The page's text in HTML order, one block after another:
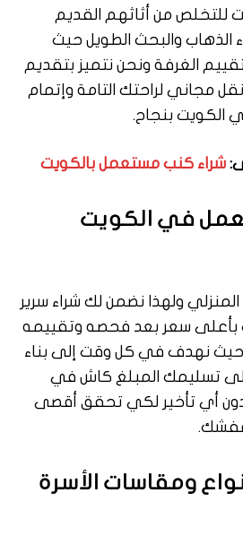
للتخلص من أثاثهم القديم
الذهاب والبحث الطويل حيث
الغرفة ونحن نتميز بتقديم
مجاني لراحتك التامة وإتمام
الكويت بنجاح.
شراء كنب مستعمل بالكويت
في الكويت
ولهذا نضمن لك شراء سرير
سعر بعد فحصه وتقييمه
حيث نهدف في كل وقت إلى بناء
تسليمك المبلغ كاش في
أي تأخير لكي تحقق أقصى
عفشك.
ومقاسات الأسرة